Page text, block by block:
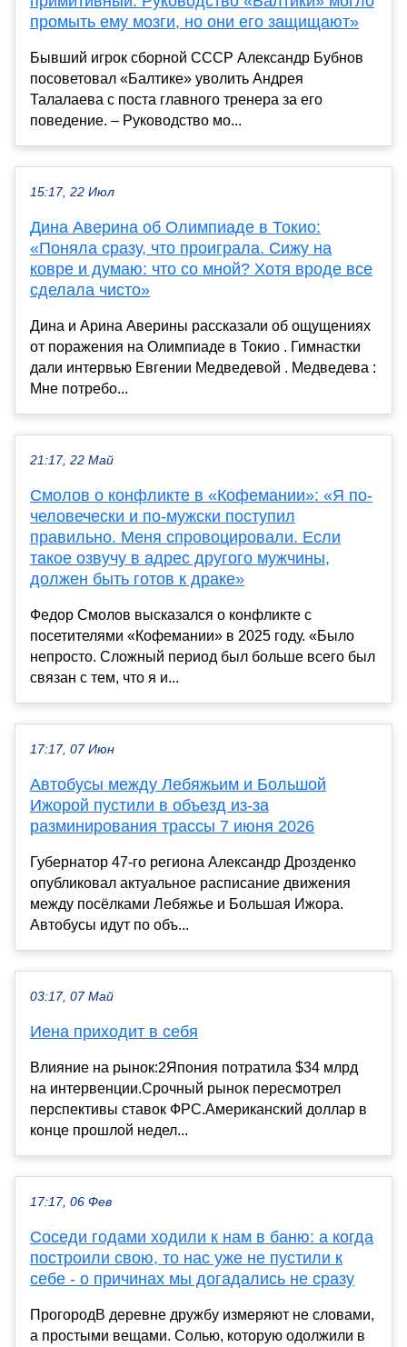
промыть ему мозги, но они его защищают»
Бывший игрок сборной СССР Александр Бубнов
посоветовал «Балтике» уволить Андрея
Талалаева с поста главного тренера за его
поведение. – Руководство мо...
15:17, 22 Июл
Дина Аверина об Олимпиаде в Токио:
«Поняла сразу, что проиграла. Сижу на
ковре и думаю: что со мной? Хотя вроде все
сделала чисто»
Дина и Арина Аверины рассказали об ощущениях
от поражения на Олимпиаде в Токио . Гимнастки
дали интервью Евгении Медведевой . Медведева :
Мне потребо...
21:17, 22 Май
Смолов о конфликте в «Кофемании»: «Я по-
человечески и по-мужски поступил
правильно. Меня спровоцировали. Если
такое озвучу в адрес другого мужчины,
должен быть готов к драке»
Федор Смолов высказался о конфликте с
посетителями «Кофемании» в 2025 году. «Было
непросто. Сложный период был больше всего был
связан с тем, что я и...
17:17, 07 Июн
Автобусы между Лебяжьим и Большой
Ижорой пустили в объезд из-за
разминирования трассы 7 июня 2026
Губернатор 47-го региона Александр Дрозденко
опубликовал актуальное расписание движения
между посёлками Лебяжье и Большая Ижора.
Автобусы идут по объ...
03:17, 07 Май
Иена приходит в себя
Влияние на рынок:2Япония потратила $34 млрд
на интервенции.Срочный рынок пересмотрел
перспективы ставок ФРС.Американский доллар в
конце прошлой недел...
17:17, 06 Фев
Соседи годами ходили к нам в баню: а когда
построили свою, то нас уже не пустили к
себе - о причинах мы догадались не сразу
ПрогородВ деревне дружбу измеряют не словами,
а простыми вещами. Солью, которую одолжили в